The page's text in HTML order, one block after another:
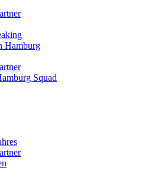
Hamburg
Squad